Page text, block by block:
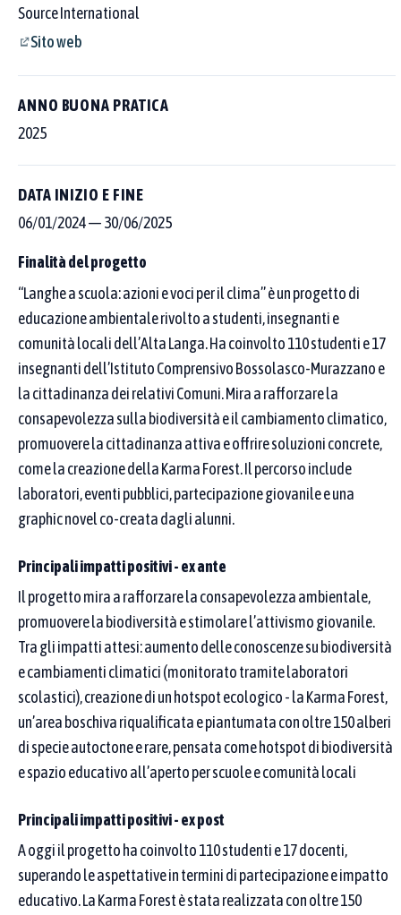
Cerca tra le 250 buone pratiche censite
Scegli dove cercare con i pulsanti sopra al campo, poi affina per
area tematica o Goal SDGs.
Se scrivi più parole, basta che almeno una compaia
nel nome della buona pratica.
Come funziona la ricerca
CERCA IN
Denominazione
buona pratica
partner
Digita i termini da cercare nella denominazione della
buona pratica
Obiettivi di sviluppo sostenibile (SDGs)
uno di quelli scelti.
1 2 3 4 5 6 7 8 9 10
11 12 13 14 15 16 17 Seleziona tutti
Source International
Sito web
ANNO BUONA PRATICA
2025
DATA INIZIO E FINE
06/01/2024—30/06/2025
Finalità del progetto
“Langhe a scuola: azioni e voci per il clima” è un progetto di
educazione ambientale rivolto a studenti, insegnanti e
comunità locali dell’Alta Langa. Ha coinvolto 110 studenti e 17
insegnanti dell’Istituto Comprensivo Bossolasco-Murazzano e
la cittadinanza dei relativi Comuni. Mira a rafforzare la
consapevolezza sulla biodiversità e il cambiamento climatico,
promuovere la cittadinanza attiva e offrire soluzioni concrete,
come la creazione della Karma Forest. Il percorso include
laboratori, eventi pubblici, partecipazione giovanile e una
graphic novel co-creata dagli alunni.
Principali impatti positivi - ex ante
Il progetto mira a rafforzare la consapevolezza ambientale,
promuovere la biodiversità e stimolare l’attivismo giovanile.
Tra gli impatti attesi: aumento delle conoscenze su biodiversità
e cambiamenti climatici (monitorato tramite laboratori
scolastici), creazione di un hotspot ecologico - la Karma Forest,
un’area boschiva riqualificata e piantumata con oltre 150 alberi
di specie autoctone e rare, pensata come hotspot di biodiversità
e spazio educativo all’aperto per scuole e comunità locali
Principali impatti positivi - ex post
A oggi il progetto ha coinvolto 110 studenti e 17 docenti,
superando le aspettative in termini di partecipazione e impatto
educativo. La Karma Forest è stata realizzata con oltre 150